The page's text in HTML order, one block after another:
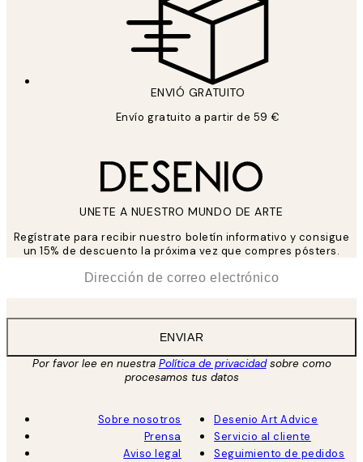
ENVIÓ GRATUITO
Envío gratuito a partir de 59 €
UNETE A NUESTRO MUNDO DE ARTE
Regístrate para recibir nuestro boletín informativo y consigue
un 15% de descuento la próxima vez que compres pósters.
ENVIAR
Por favor lee en nuestra Política de privacidadsobre como
procesamos tus datos
Sobre nosotros
Prensa
Aviso legal
Desenio Art Advice
Servicio al cliente
Seguimiento de pedidos